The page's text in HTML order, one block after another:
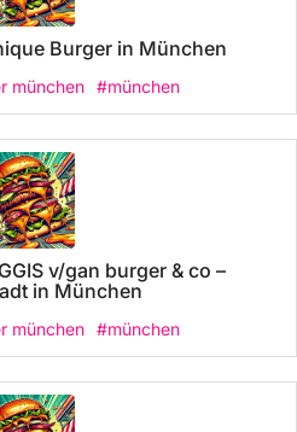
Burger in München
münchen #münchen
v/gan burger & co –
in München
münchen #münchen